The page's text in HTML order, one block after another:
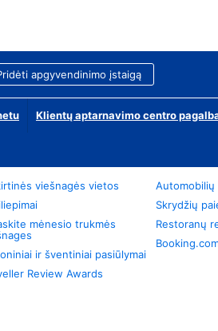
apgyvendinimo įstaigą
Klientų aptarnavimo centro
viešnagės vietos
mėnesio trukmės
ir šventiniai pasiūlymai
Review Awards
Automobilių
Skrydžių
Restoranų